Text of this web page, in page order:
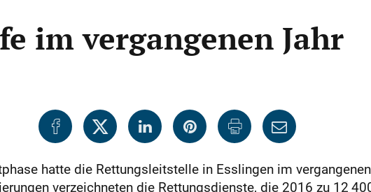
im vergangenen Jahr
hatte die Rettungsleitstelle in Esslingen im
verzeichneten die Rettungsdienste, die 2016 zu 12